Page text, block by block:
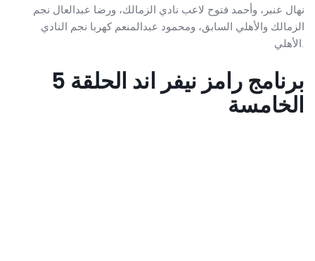
نهال عنبر، وأحمد فتوح لاعب نادي الزمالك، ورضا عبدالعال نجم
الزمالك والأهلي السابق، ومحمود عبدالمنعم كهربا نجم النادي
الأهلي.
برنامج رامز نيفر اند الحلقة 5
الخامسة